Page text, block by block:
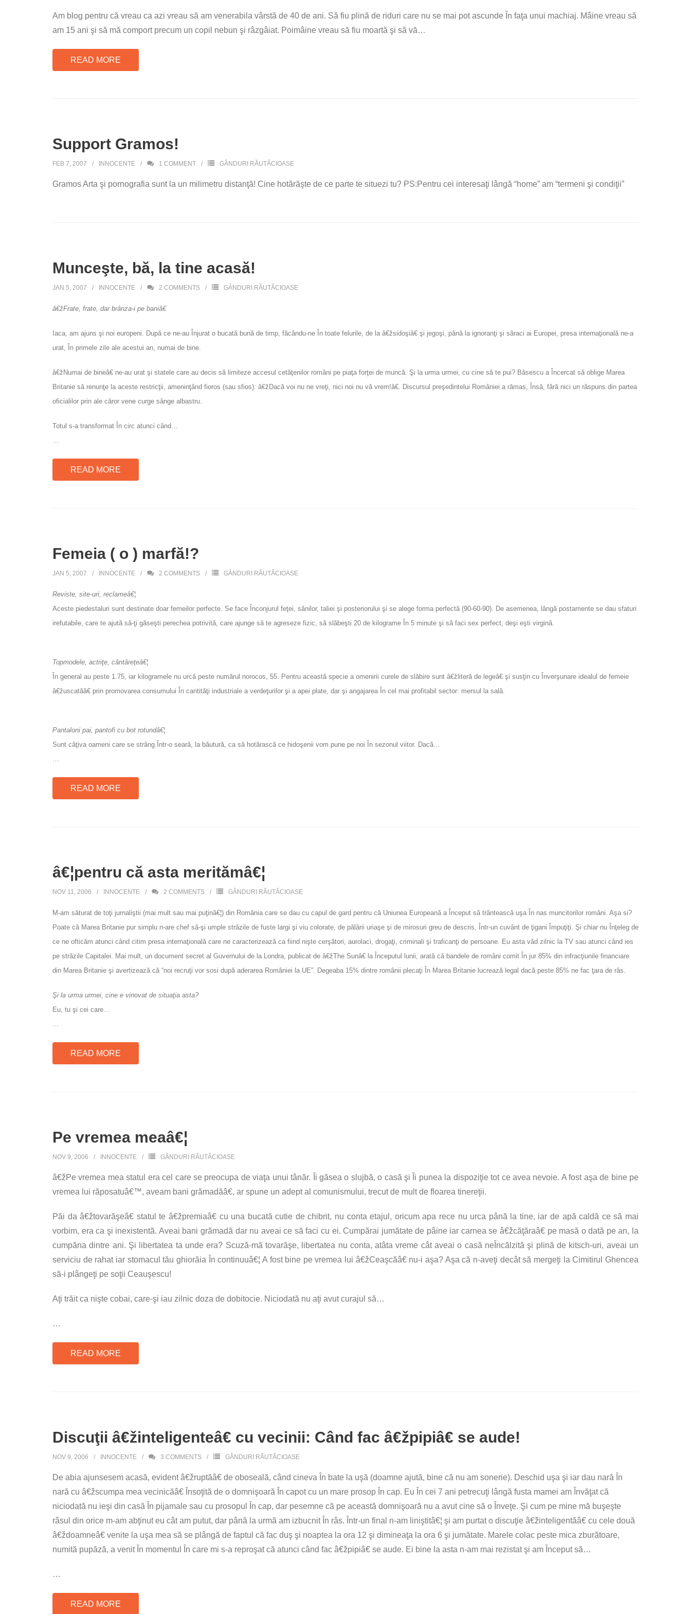
Am blog pentru că vreau ca azi vreau să am venerabila vârstă de 40 de ani. Să fiu plină de riduri care nu se mai pot ascunde În faţa unui machiaj. Mâine vreau să
am 15 ani şi să mă comport precum un copil nebun şi râzgâiat. Poimâine vreau să fiu moartă şi să vă…
READ MORE
Support Gramos!
FEB 7, 2007 INNOCENTE 1 COMMENT GÂNDURI RĂUTĂCIOASE
Gramos Arta şi pornografia sunt la un milimetru distanţă! Cine hotărăşte de ce parte te situezi tu? PS:Pentru cei interesaţi lângă “home” am “termeni şi condiţii”
Munceşte, bă, la tine acasă!
JAN 5, 2007 INNOCENTE 2 COMMENTS GÂNDURI RĂUTĂCIOASE
â€žFrate, frate, dar brânza-i pe baniâ€
Iaca, am ajuns şi noi europeni. După ce ne-au Înjurat o bucată bună de timp, făcându-ne În toate felurile, de la â€žsidoşiâ€ şi jegoşi, până la ignoranţi şi săraci ai Europei, presa internaţională ne-a
urat, În primele zile ale acestui an, numai de bine.
â€žNumai de bineâ€ ne-au urat şi statele care au decis să limiteze accesul cetăţenilor români pe piaţa forţei de muncă. Şi la urma urmei, cu cine să te pui? Băsescu a Încercat să oblige Marea
Britanie să renunţe la aceste restricţii, ameninţând fioros (sau sfios): â€žDacă voi nu ne vreţi, nici noi nu vă vrem!â€. Discursul preşedintelui României a rămas, Însă, fără nici un răspuns din partea
oficialilor prin ale căror vene curge sânge albastru.
Totul s-a transformat În circ atunci când…
…
READ MORE
Femeia ( o ) marfă!?
JAN 5, 2007 INNOCENTE 2 COMMENTS GÂNDURI RĂUTĂCIOASE
Reviste, site-uri, reclameâ€¦
Aceste piedestaluri sunt destinate doar femeilor perfecte. Se face Înconjurul feţei, sânilor, taliei şi posteriorului şi se alege forma perfectă (90-60-90). De asemenea, lângă postamente se dau sfaturi
irefutabile, care te ajută să-ţi găseşti perechea potrivită, care ajunge să te agreseze fizic, să slăbeşti 20 de kilograme În 5 minute şi să faci sex perfect, deşi eşti virgină.
Topmodele, actriţe, cântăreţeâ€¦
În general au peste 1.75, iar kilogramele nu urcă peste numărul norocos, 55. Pentru această specie a omenirii curele de slăbire sunt â€žliteră de legeâ€ şi susţin cu Înverşunare idealul de femeie
â€žuscatăâ€ prin promovarea consumului În cantităţi industriale a verdeţurilor şi a apei plate, dar şi angajarea În cel mai profitabil sector: mersul la sală.
Pantaloni pai, pantofi cu bot rotundâ€¦
Sunt câţiva oameni care se strâng Într-o seară, la băutură, ca să hotărască ce hidoşenii vom pune pe noi În sezonul viitor. Dacă…
…
READ MORE
â€¦pentru că asta meritămâ€¦
NOV 11, 2006 INNOCENTE 2 COMMENTS GÂNDURI RĂUTĂCIOASE
M-am săturat de toţi jurnaliştii (mai mult sau mai puţinâ€¦) din România care se dau cu capul de gard pentru că Uniunea Europeană a Început să trântească uşa În nas muncitorilor români. Aşa si?
Poate că Marea Britanie pur simplu n-are chef să-şi umple străzile de fuste largi şi viu colorate, de pălării uriaşe şi de mirosuri greu de descris, Într-un cuvânt de ţigani Împuţiţi. Şi chiar nu Înţeleg de
ce ne ofticăm atunci când citim presa internaţională care ne caracterizează ca fiind nişte cerşători, aurolaci, drogaţi, criminali şi traficanţi de persoane. Eu asta văd zilnic la TV sau atunci când ies
pe străzile Capitalei. Mai mult, un document secret al Guvernului de la Londra, publicat de â€žThe Sunâ€ la Începutul lunii, arată că bandele de români comit În jur 85% din infracţiunile financiare
din Marea Britanie şi avertizează că “noi recruţi vor sosi după aderarea României la UE”. Degeaba 15% dintre românii plecaţi În Marea Britanie lucrează legal dacă peste 85% ne fac ţara de râs.
Şi la urma urmei, cine e vinovat de situaţia asta?
Eu, tu şi cei care…
…
READ MORE
Pe vremea meaâ€¦
NOV 9, 2006 INNOCENTE GÂNDURI RĂUTĂCIOASE
â€žPe vremea mea statul era cel care se preocupa de viaţa unui tânăr. Îi găsea o slujbă, o casă şi Îi punea la dispoziţie tot ce avea nevoie. A fost aşa de bine pe
vremea lui răposatuâ€™, aveam bani grămadăâ€, ar spune un adept al comunismului, trecut de mult de floarea tinereţii.
Păi da â€žtovarăşeâ€ statul te â€žpremiaâ€ cu una bucată cutie de chibrit, nu conta etajul, oricum apa rece nu urca până la tine, iar de apă caldă ce să mai
vorbim, era ca şi inexistentă. Aveai bani grămadă dar nu aveai ce să faci cu ei. Cumpărai jumătate de pâine iar carnea se â€žcăţăraâ€ pe masă o dată pe an, la
cumpăna dintre ani. Şi libertatea ta unde era? Scuză-mă tovarăşe, libertatea nu conta, atâta vreme cât aveai o casă neÎncălzită şi plină de kitsch-uri, aveai un
serviciu de rahat iar stomacul tău ghiorăia În continuuâ€¦ A fost bine pe vremea lui â€žCeaşcăâ€ nu-i aşa? Aşa că n-aveţi decât să mergeţi la Cimitirul Ghencea
să-i plângeţi pe soţii Ceauşescu!
Aţi trăit ca nişte cobai, care-şi iau zilnic doza de dobitocie. Niciodată nu aţi avut curajul să…
…
READ MORE
Discuţii â€žinteligenteâ€ cu vecinii: Când fac â€žpipiâ€ se aude!
NOV 9, 2006 INNOCENTE 3 COMMENTS GÂNDURI RĂUTĂCIOASE
De abia ajunsesem acasă, evident â€žruptăâ€ de oboseală, când cineva În bate la uşă (doamne ajută, bine că nu am sonerie). Deschid uşa şi iar dau nară În
nară cu â€žscumpa mea vecinicăâ€ Însoţită de o domnişoară În capot cu un mare prosop În cap. Eu În cei 7 ani petrecuţi lângă fusta mamei am Învăţat că
niciodată nu ieşi din casă În pijamale sau cu prosopul În cap, dar pesemne că pe această domnişoară nu a avut cine să o Înveţe. Şi cum pe mine mă buşeşte
râsul din orice m-am abţinut eu cât am putut, dar până la urmă am izbucnit În râs. Într-un final n-am liniştitâ€¦ şi am purtat o discuţie â€žinteligentăâ€ cu cele două
â€ždoamneâ€ venite la uşa mea să se plângă de faptul că fac duş şi noaptea la ora 12 şi dimineaţa la ora 6 şi jumătate. Marele colac peste mica zburătoare,
numită pupăză, a venit În momentul În care mi s-a reproşat că atunci când fac â€žpipiâ€ se aude. Ei bine la asta n-am mai rezistat şi am Început să…
…
READ MORE